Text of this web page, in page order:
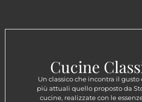
Cucine
Un classico che incontra il gusto
più attuali quello proposto da
cucine, realizzate con le